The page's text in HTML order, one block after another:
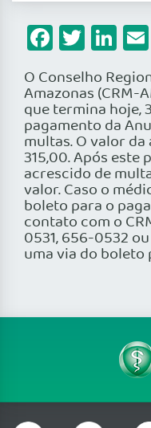
O Conselho
Amazonas (CRM-
que termina hoje,
pagamento da
multas. O valor da
315,00. Após este
acrescido de
valor. Caso o
boleto para o
contato com o
0531, 656-0532
uma via do